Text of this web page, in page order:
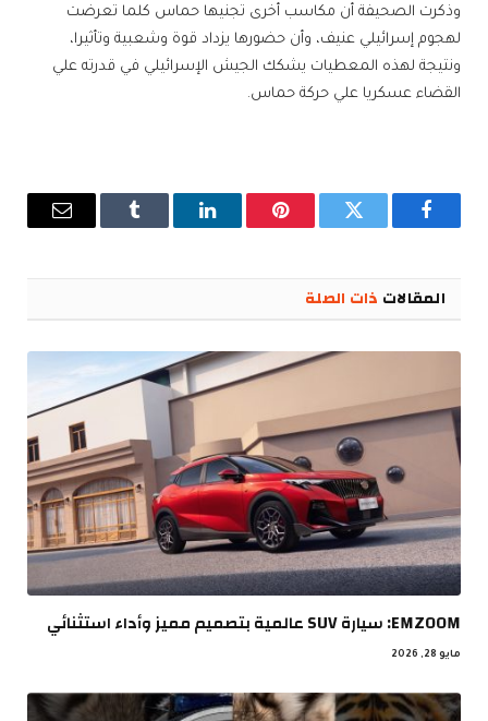
وذكرت الصحيفة أن مكاسب أخرى تجنيها حماس كلما تعرضت
لهجوم إسرائيلي عنيف، وأن حضورها يزداد قوة وشعبية وتأثيرا،
ونتيجة لهذه المعطيات يشكك الجيش الإسرائيلي في قدرته علي
القضاء عسكريا علي حركة حماس.
فيسبوك تويتر بينتيريستلينكدإن Tumblr
البريد
المقالات ذات الصلة
EMZOOM: سيارة SUV عالمية بتصميم مميز وأداء استثنائي
مايو 28, 2026